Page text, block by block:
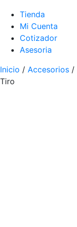
Tienda
Mi Cuenta
Cotizador
Asesoria
Inicio / Accesorios /
Tiro